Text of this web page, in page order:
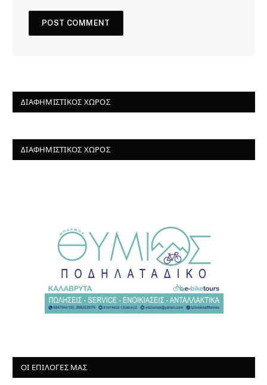
ΔΙΑΦΗΜΙΣΤΙΚΌΣ ΧΏΡΟΣ
ΔΙΑΦΗΜΙΣΤΙΚΌΣ ΧΏΡΟΣ
ΟΙ ΕΠΙΛΟΓΈΣ ΜΑΣ